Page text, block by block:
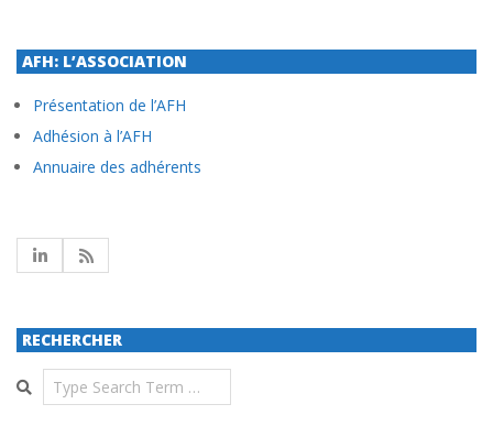
AFH: L’ASSOCIATION
Présentation de l’AFH
Adhésion à l’AFH
Annuaire des adhérents
RECHERCHER
Search